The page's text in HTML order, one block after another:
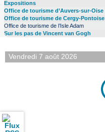
Expositions
Office de tourisme d’Auvers-sur-Oise
Office de tourisme de Cergy-Pontoise
Office de tourisme de l’Isle Adam
Sur les pas de Vincent van Gogh
Vendredi 7 août 2026